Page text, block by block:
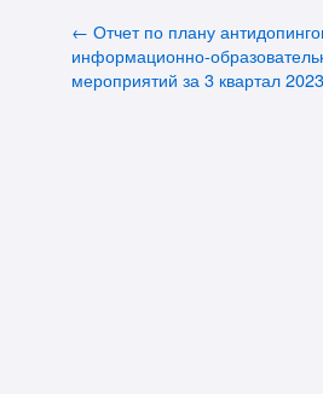
← Отчет по плану
информационно-
мероприятий за 3 квартал